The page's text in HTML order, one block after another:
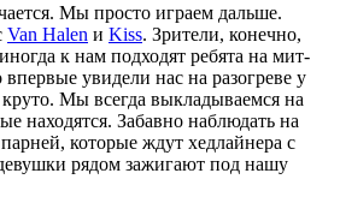
Мы просто играем дальше.
Van Halen и Kiss. Зрители, конечно,
к нам подходят ребята на мит-
впервые увидели нас на разогреве у
Мы всегда выкладываемся на
находятся. Забавно наблюдать на
которые ждут хедлайнера с
рядом зажигают под нашу